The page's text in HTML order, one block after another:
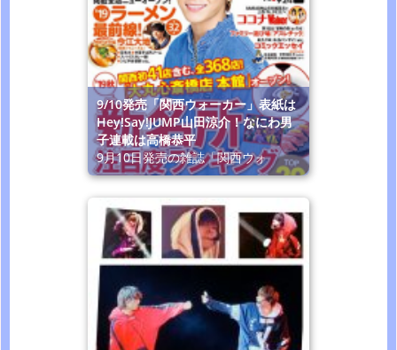
9/10発売「関西ウォーカー」表紙は
Hey!Say!JUMP山田涼介！なにわ男
子連載は高橋恭平
9月10日発売の雑誌「関西ウォ